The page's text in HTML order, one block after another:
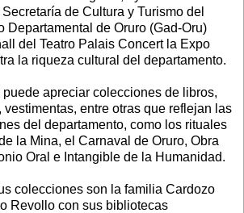
de Cultura y Turismo del
Departamental de Oruro (Gad-Oru)
del Teatro Palais Concert la Expo
la riqueza cultural del departamento.
puede apreciar colecciones de libros,
vestimentas, entre otras que reflejan las
del departamento, como los rituales
la Mina, el Carnaval de Oruro, Obra
Oral e Intangible de la Humanidad.
colecciones son la familia Cardozo
Revollo con sus bibliotecas